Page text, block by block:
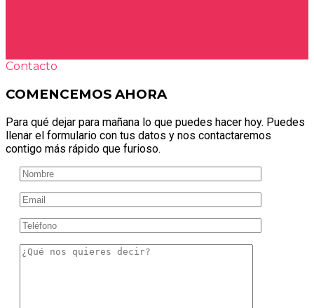
Contacto
COMENCEMOS AHORA
Para qué dejar para mañana lo que puedes hacer hoy. Puedes
llenar el formulario con tus datos y nos contactaremos
contigo más rápido que furioso.